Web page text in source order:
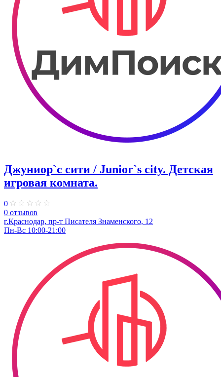
Джуниор`с сити / Junior`s city. ​Детская
игровая комната.
0
0 отзывов
​г.Краснодар, пр-т Писателя Знаменского, 12
Пн-Вс 10:00-21:00